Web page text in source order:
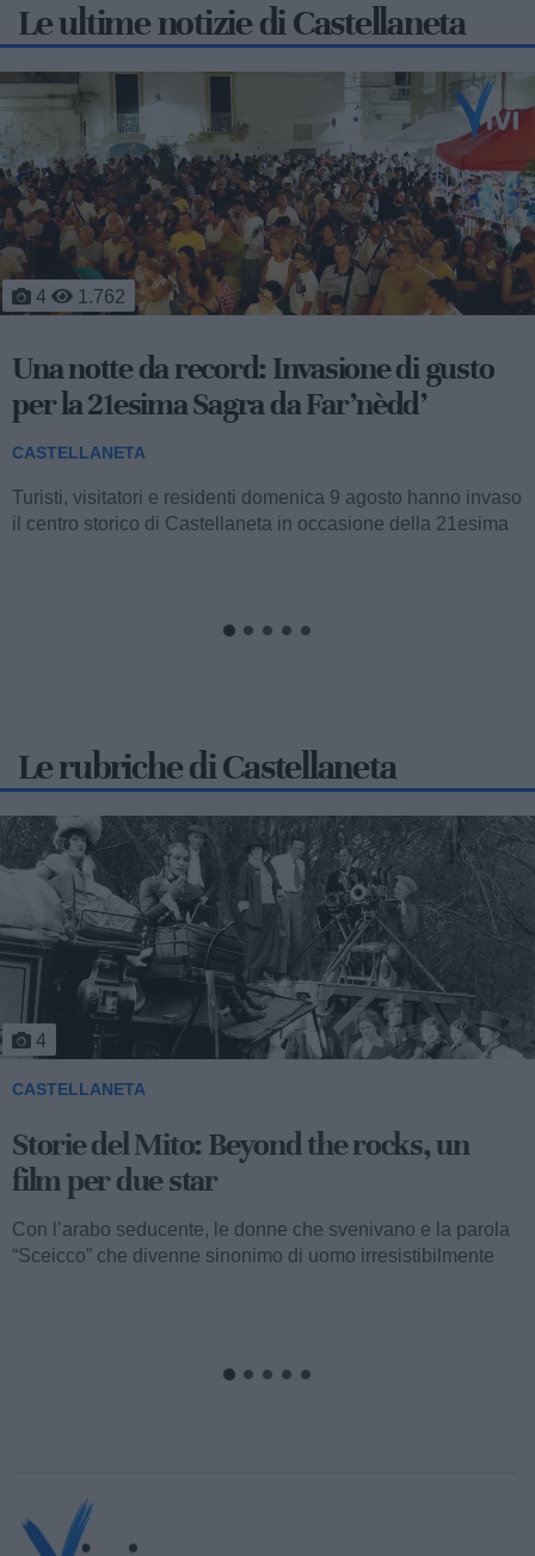
Le ultime notizie di Castellaneta
1 1.147
Il mattino dopo l'inferno: fiamme a
ridosso delle case, 7 ore di battaglia
contro il fuoco
CASTELLANETA
Proseguono anche stamane le operazioni di spegnimento e
Le rubriche di Castellaneta
5
CASTELLANETA
Storie del Mito: Uno sceicco esuberante
Valentino fu consacrato attore internazionale, come abbiamo
visto, con il film “I quattro cavalieri dell’Apocalisse”. Così
cominciava...